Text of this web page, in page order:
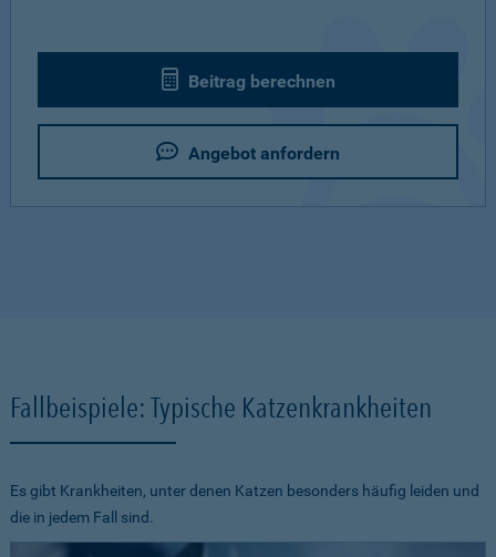
Beitrag berechnen
Angebot anfordern
Fallbeispiele: Typische Katzenkrankheiten
Es gibt Krankheiten, unter denen Katzen besonders häufig leiden und
die in jedem Fall sind.